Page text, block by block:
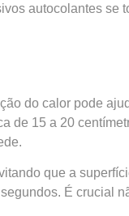
autocolantes se
do calor pode
de 15 a 20
que a
É crucial